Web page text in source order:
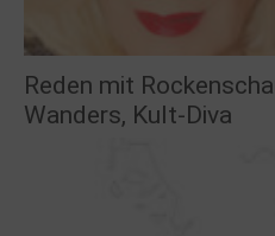
Reden mit
Wanders, Kult-Diva